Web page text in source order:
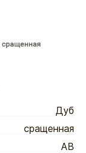
Дуб
сращенная
АВ